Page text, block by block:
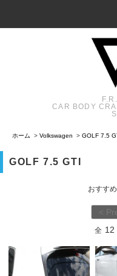
CAR BODY
ホーム > Volkswagen > GOLF 7.5
GOLF 7.5 GTI
おすす
<
全 12